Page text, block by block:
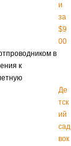
и
за
$9
00
в
к
Де
тск
ий
сад
вок